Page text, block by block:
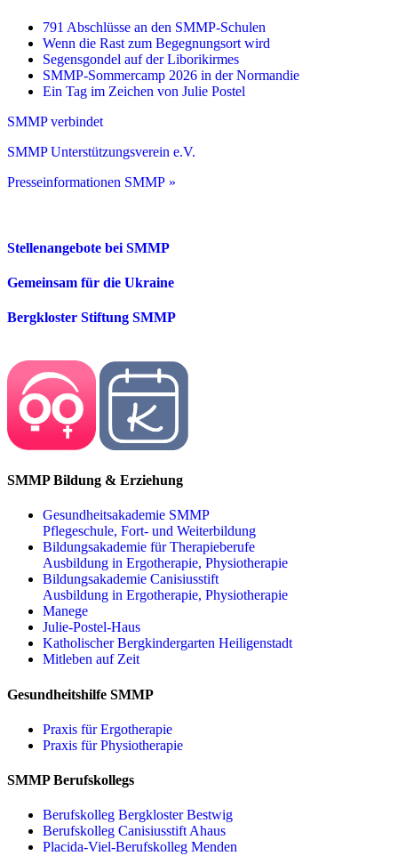
791 Abschlüsse an den SMMP-Schulen
Wenn die Rast zum Begegnungsort wird
Segensgondel auf der Liborikirmes
SMMP-Sommercamp 2026 in der Normandie
Ein Tag im Zeichen von Julie Postel
SMMP verbindet
SMMP Unterstützungsverein e.V.
Presseinformationen SMMP »
Stellenangebote bei SMMP
Gemeinsam für die Ukraine
Bergkloster Stiftung SMMP
SMMP Bildung & Erziehung
Gesundheitsakademie SMMP
Pflegeschule, Fort- und Weiterbildung
Bildungsakademie für Therapieberufe
Ausbildung in Ergotherapie, Physiotherapie
Bildungsakademie Canisiusstift
Ausbildung in Ergotherapie, Physiotherapie
Manege
Julie-Postel-Haus
Katholischer Bergkindergarten Heiligenstadt
Mitleben auf Zeit
Gesundheitshilfe SMMP
Praxis für Ergo­therapie
Praxis für Physio­therapie
SMMP Berufskollegs
Berufskolleg Bergkloster Bestwig
Berufskolleg Canisiusstift Ahaus
Placida-Viel-Berufskolleg Menden